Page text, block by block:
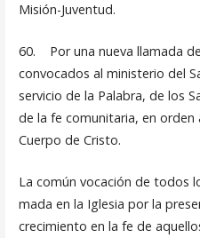
Misión-Juventud.
60. Por una nueva llamada
convoca­dos al ministerio del
servicio de la Palabra, de los
de la fe comuni­taria, en orden
Cuerpo de Cristo.
La común vocación de todos
mada en la Iglesia por la
cre­cimiento en la fe de